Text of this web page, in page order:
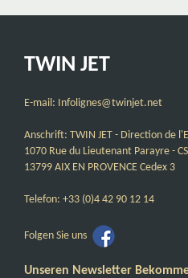
TWIN JET
E-mail: Infolignes@twinjet.net
Anschrift: TWIN JET - Direction de
1070 Rue du Lieutenant Parayre -
13799 AIX EN PROVENCE Cedex 3
Telefon: +33 (0)4 42 90 12 14
Folgen Sie uns
Unseren Newsletter